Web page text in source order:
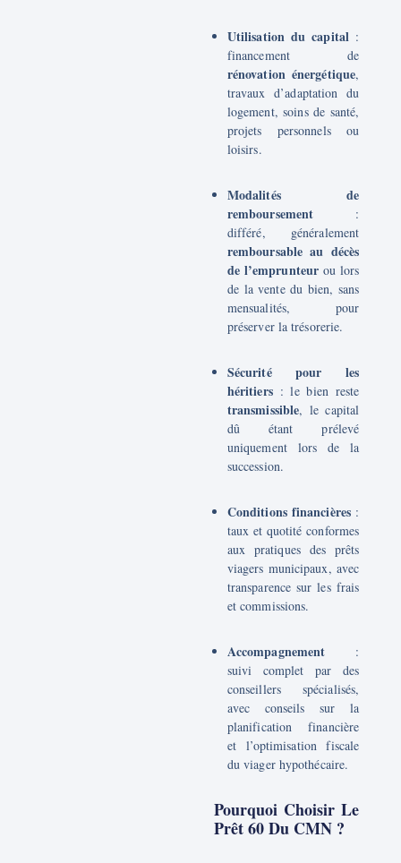
Utilisation du capital:
financement de
rénovation énergétique,
travaux d’adaptation du
logement, soins de santé,
projets personnels ou
loisirs.
Modalités de
remboursement :
différé, généralement
remboursable au décès
de l’emprunteur ou lors
de la vente du bien, sans
mensualités, pour
préserver la trésorerie.
Sécurité pour les
héritiers: le bien reste
transmissible, le capital
dû étant prélevé
uniquement lors de la
succession.
Conditions financières :
taux et quotité conformes
aux pratiques des prêts
viagers municipaux, avec
transparence sur les frais
et commissions.
Accompagnement :
suivi complet par des
conseillers spécialisés,
avec conseils sur la
planification financière
et l’optimisation fiscale
du viager hypothécaire.
Pourquoi Choisir Le
Prêt 60 Du CMN ?